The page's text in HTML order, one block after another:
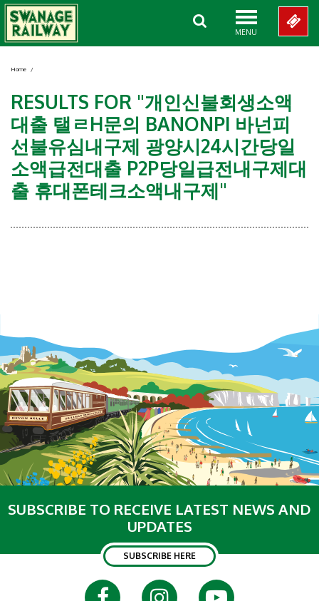
MENU
Home /
RESULTS FOR "개인신불회생소액
대출 탤ㄹH문의 BANONPI 바넌피
선불유심내구제 광양시24시간당일
소액급전대출 P2P당일급전내구제대
출 휴대폰테크소액내구제"
SUBSCRIBE TO RECEIVE LATEST NEWS AND
UPDATES
SUBSCRIBE HERE